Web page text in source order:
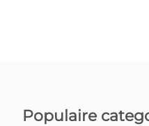
Populaire